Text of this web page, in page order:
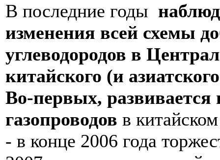
В последние годы
изменения всей схемы
углеводородов в
китайского (и
Во-первых, развивается
газопроводов в
- в конце 2006 года